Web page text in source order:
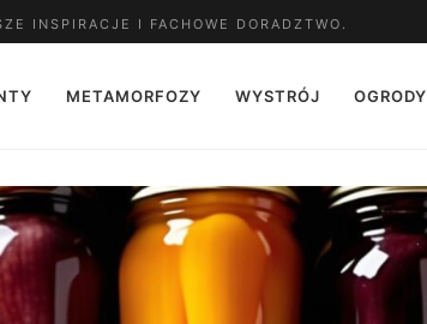
INSPIRACJE I FACHOWE DORADZTWO.
METAMORFOZY WYSTRÓJ OGRODY